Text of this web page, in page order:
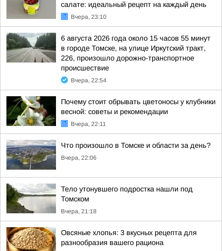
салате: идеальный рецепт на каждый день
Вчера, 23:10
6 августа 2026 года около 15 часов 55 минут
в городе Томске, на улице Иркутский тракт,
226, произошло дорожно-транспортное
происшествие
Вчера, 22:54
Почему стоит обрывать цветоносы у клубники
весной: советы и рекомендации
Вчера, 22:11
Что произошло в Томске и области за день?
Вчера, 22:06
Тело утонувшего подростка нашли под
Томском
Вчера, 21:18
Овсяные хлопья: 3 вкусных рецепта для
разнообразия вашего рациона